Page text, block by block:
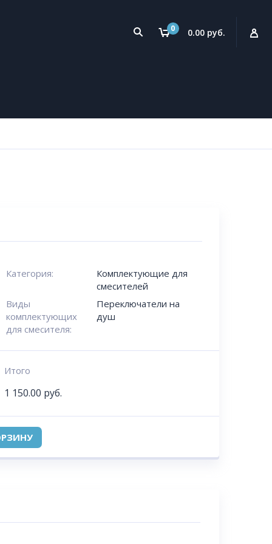
0 0.00 руб.
Категория:
Комплектующие для
смесителей
Виды
комплектующих
для смесителя:
Переключатели на
душ
Итого
1 150.00 руб.